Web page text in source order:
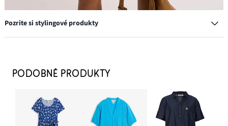
Pozrite si stylingové produkty
Sandále s klinovým podpätkom
26,99 €
PODOBNÉ PRODUKTY